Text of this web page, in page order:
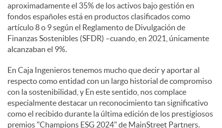
s
aproximadamente el 35% de los activos bajo gestión en
fondos españoles está en productos clasificados como
artículo 8 o 9 según el Reglamento de Divulgación de
Finanzas Sostenibles (SFDR) –cuando, en 2021, únicamente
alcanzaban el 9%.
En Caja Ingenieros tenemos mucho que decir y aportar al
respecto como entidad con un largo historial de compromiso
con la sostenibilidad, y En este sentido, nos complace
especialmente destacar un reconocimiento tan significativo
como el recibido durante la última edición de los prestigiosos
premios "Champions ESG 2024" de MainStreet Partners.